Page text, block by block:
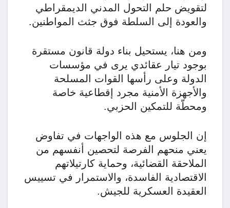
لتقويض حلم التحول المدني الديمقراطي
والعودة إلى السلطة فوق جثث المواطنين.
​ومن هنا، يستحيل بناء دولة قانون مستقرة
بوجود تيار عقائدي يرى في مؤسسات
الدولة وعلى رأسها القوات المسلحة
والأجهزة الأمنية مجرد إقطاعية خاصة
ومحطّة للتمكين الحزبي.
إن الجلوس مع هذه الواجهات في تفاوض
يعني منحهم الفرصة لتحصين أنفسهم من
الملاحقة القضائية، وحماية كارتيلاتهم
الاقتصادية الفاسدة، والاستمرار في تسييس
العقيدة العسكرية للجيش.